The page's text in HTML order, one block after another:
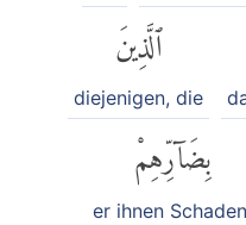
ٱلَّذِينَ
diejenigen, die
بِضَآرِّهِمْ
er ihnen